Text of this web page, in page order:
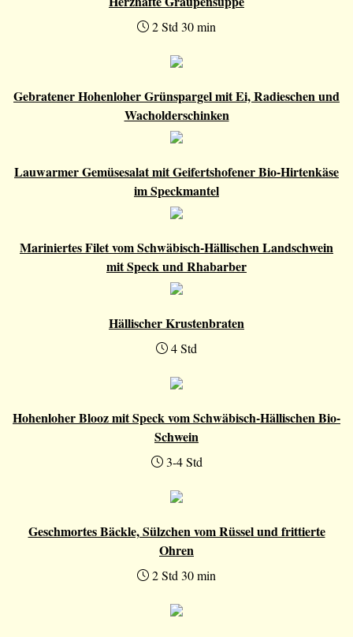
2 Std 30 min
Gebratener Hohenloher Grünspargel mit Ei, Radieschen und
Wacholderschinken
Lauwarmer Gemüsesalat mit Geifertshofener Bio-Hirtenkäse
im Speckmantel
Mariniertes Filet vom Schwäbisch-Hällischen Landschwein
mit Speck und Rhabarber
Hällischer Krustenbraten
4 Std
Hohenloher Blooz mit Speck vom Schwäbisch-Hällischen Bio-
Schwein
3-4 Std
Geschmortes Bäckle, Sülzchen vom Rüssel und frittierte
Ohren
2 Std 30 min